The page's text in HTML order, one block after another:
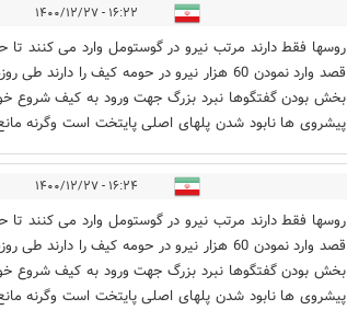
۱۶:۲۲ - ۱۴۰۰/۱۲/۲۷
روسها فقط دارند مرتب نیرو در گوستومل وارد می کنند تا
قصد وارد نمودن 60 هزار نیرو در حومه کیف را
بخش بودن گفتگوها نبرد بزرگ جهت ورود به کیف شروع
پیشروی ها نابود شدن پلهای اصلی پایتخت است وگرنه
۱۶:۲۴ - ۱۴۰۰/۱۲/۲۷
روسها فقط دارند مرتب نیرو در گوستومل وارد می کنند تا
قصد وارد نمودن 60 هزار نیرو در حومه کیف را
بخش بودن گفتگوها نبرد بزرگ جهت ورود به کیف شروع
پیشروی ها نابود شدن پلهای اصلی پایتخت است وگرنه